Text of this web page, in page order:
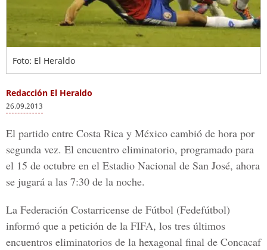
Foto: El Heraldo
Redacción El Heraldo
26.09.2013
El partido entre Costa Rica y México cambió de hora por
segunda vez. El encuentro eliminatorio, programado para
el 15 de octubre en el Estadio Nacional de San José, ahora
se jugará a las 7:30 de la noche.
La Federación Costarricense de Fútbol (Fedefútbol)
informó que a petición de la FIFA, los tres últimos
encuentros eliminatorios de la hexagonal final de Concacaf